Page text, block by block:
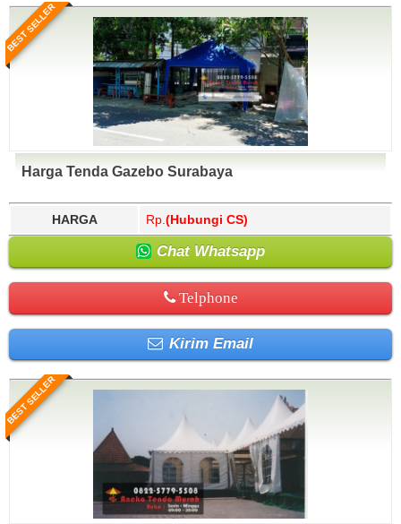
BEST SELLER
Harga Tenda Gazebo Surabaya
HARGA Rp. (Hubungi CS)
Chat Whatsapp
Telphone
Kirim Email
BEST SELLER